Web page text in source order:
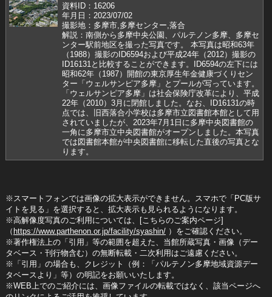
資料ID：16206
年月日：2023/07/02
撮影地：多摩市,多摩センター,落合
解説：南側から多摩中央公園、パルテノン多摩、多摩セ
ンター駅前地区を撮った写真です。 本写真は昭和63年
（1988）撮影のID6594および平成24年（2012）撮影の
ID16131と比較することができます。ID6594の左下には
昭和62年（1987）開館の東京厚生年金健康づくりセン
ター「ウェルサンピア多摩」とプールが写っています。
「ウェルサンピア多摩」は社会保険庁改革により、平成
22年（2010）3月に閉館しました。なお、ID16131の時
点では、旧西落合小学校は多摩市立図書館本館として用
されていましたが、2023年7月1日に多摩中央図書館の
一角に多摩市立中央図書館がオープンしました。本写真
では図書館本館が中央図書館に移転した直後の写真とな
ります。
※スマートフォンでは画像の拡大表示ができません。スマホで「PC版サ
イトを見る」を選択すると、拡大表示も見られるようになります。
※高解像度写真のご利用については、[こちらのご案内ページ]
（ https://www.parthenon.or.jp/facility/syashin/）をご確認ください。
※著作権法上の「引用」等の範囲を超えた、当館所蔵写真・画像（デー
タベース・刊行物含む）の無断転載・二次利用はご遠慮ください。
※「引用」の場合も、クレジット（例：「パルテノン多摩地域資源デー
タベースより」等）の明記をお願いいたします。
※WEB上でのご紹介には、画像ファイルの転載ではなく、該当ページへ